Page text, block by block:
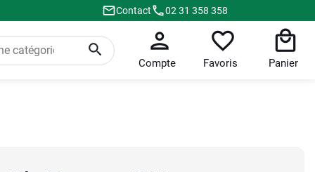
Contact 02 31 358 358
Compte Favoris Panier